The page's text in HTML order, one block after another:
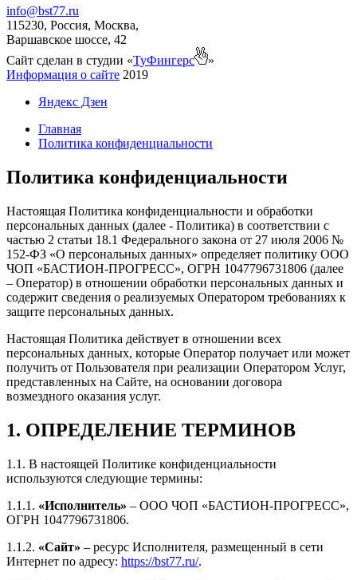
info@bst77.ru
115230, Россия, Москва,
Варшавское шоссе, 42
Сайт сделан в студии «ТуФингерс
»
Информация о сайте 2019
Яндекс Дзен
Главная
Политика конфиденциальности
Политика конфиденциальности
Настоящая Политика конфиденциальности и обработки
персональных данных (далее - Политика) в соответствии с
частью 2 статьи 18.1 Федерального закона от 27 июля 2006 №
152-ФЗ «О персональных данных» определяет политику ООО
ЧОП «БАСТИОН-ПРОГРЕСС», ОГРН 1047796731806 (далее
– Оператор) в отношении обработки персональных данных и
содержит сведения о реализуемых Оператором требованиях к
защите персональных данных.
Настоящая Политика действует в отношении всех
персональных данных, которые Оператор получает или может
получить от Пользователя при реализации Оператором Услуг,
представленных на Сайте, на основании договора
возмездного оказания услуг.
1. ОПРЕДЕЛЕНИЕ ТЕРМИНОВ
1.1. В настоящей Политике конфиденциальности
используются следующие термины:
1.1.1. «Исполнитель» – ООО ЧОП «БАСТИОН-ПРОГРЕСС»,
ОГРН 1047796731806.
1.1.2. «Сайт» – ресурс Исполнителя, размещенный в сети
Интернет по адресу: https://bst77.ru/.